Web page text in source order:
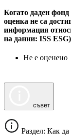
Когато даден фонд
оценка не са
информация
на данни: ISS ESG)
Не е оценено
съвет
Раздел: Как